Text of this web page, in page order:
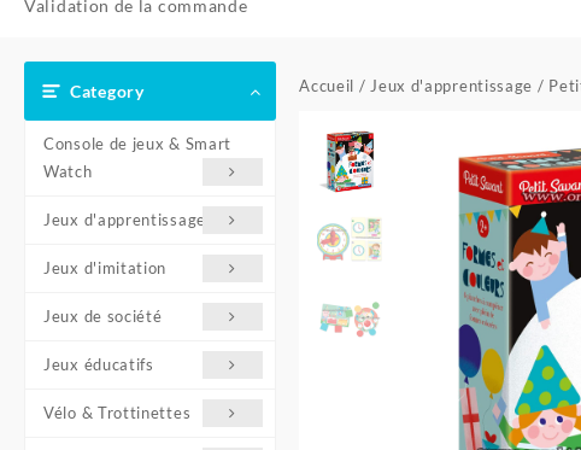
Validation de la commande
Category
Console de jeux & Smart
Watch
Jeux d'apprentissage
Jeux d'imitation
Jeux de société
Jeux éducatifs
Vélo & Trottinettes
Accueil / Jeux d'apprentissage /